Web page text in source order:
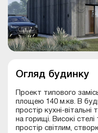
Огляд будинку
Проект типового
площею 140 м.кв. В
простір кухні-
на горищі. Високі
простір світлим,